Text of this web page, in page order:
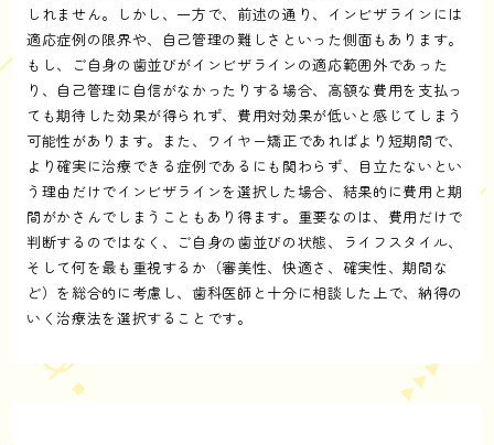
しれません。しかし、一方で、前述の通り、インビザラインには
適応症例の限界や、自己管理の難しさといった側面もあります。
もし、ご自身の歯並びがインビザラインの適応範囲外であった
り、自己管理に自信がなかったりする場合、高額な費用を支払っ
ても期待した効果が得られず、費用対効果が低いと感じてしまう
可能性があります。また、ワイヤー矯正であればより短期間で、
より確実に治療できる症例であるにも関わらず、目立たないとい
う理由だけでインビザラインを選択した場合、結果的に費用と期
間がかさんでしまうこともあり得ます。重要なのは、費用だけで
判断するのではなく、ご自身の歯並びの状態、ライフスタイル、
そして何を最も重視するか（審美性、快適さ、確実性、期間な
ど）を総合的に考慮し、歯科医師と十分に相談した上で、納得の
いく治療法を選択することです。